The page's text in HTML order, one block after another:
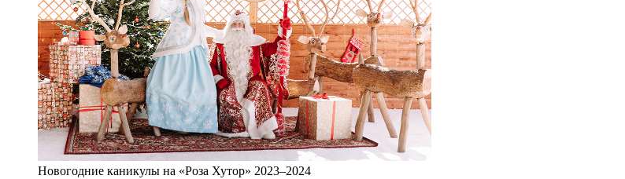
Новогодние каникулы на «Роза Хутор» 2023–2024